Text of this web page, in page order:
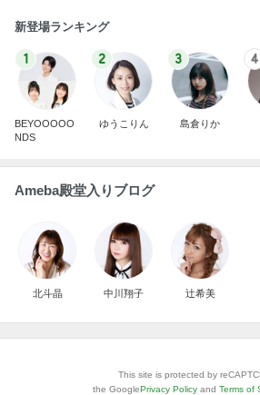
新登場ランキング
1
BEYOOOOO
NDS
2
ゆうこりん
3
島倉りか
4
Ameba殿堂入りブログ
北斗晶 中川翔子 辻希美
This site is protected by
the GooglePrivacy Policy and Terms of